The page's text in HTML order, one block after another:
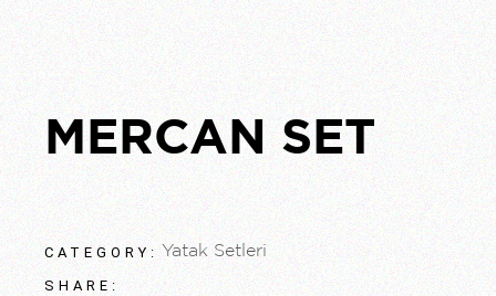
MERCAN SET
CATEGORY: Yatak Setleri
SHARE: